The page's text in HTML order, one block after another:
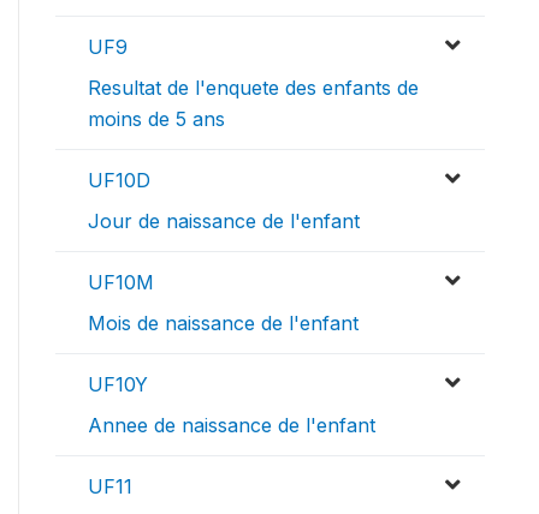
UF9
Resultat de l'enquete des enfants de
moins de 5 ans
UF10D
Jour de naissance de l'enfant
UF10M
Mois de naissance de l'enfant
UF10Y
Annee de naissance de l'enfant
UF11